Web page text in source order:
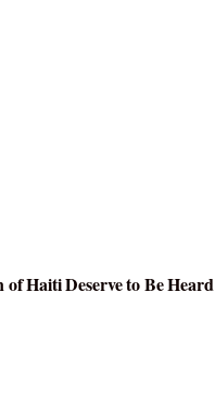
Haiti Deserve to Be Heard